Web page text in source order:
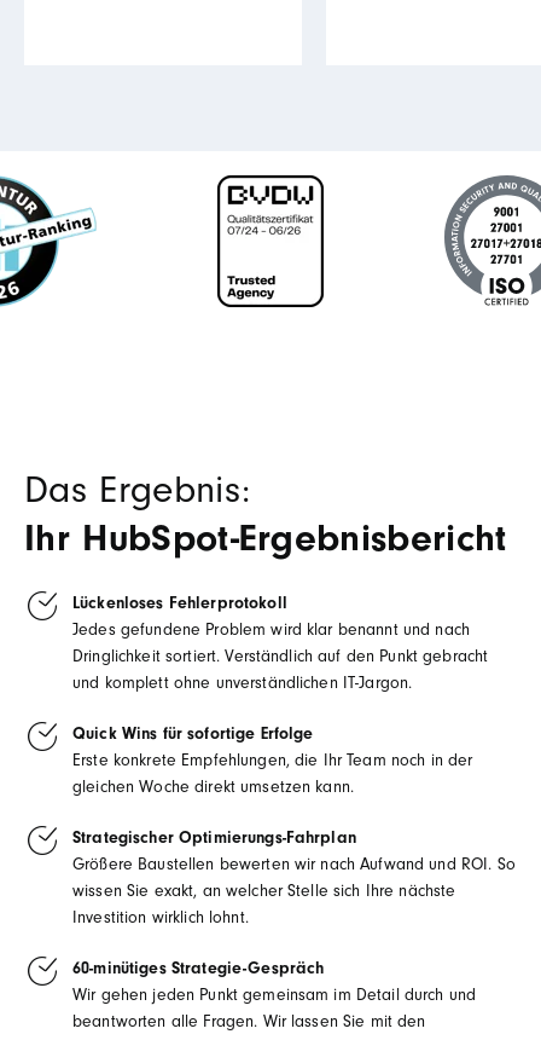
Das Ergebnis:
Ihr HubSpot-Ergebnisbericht
Lückenloses Fehlerprotokoll
Jedes gefundene Problem wird klar benannt und nach
Dringlichkeit sortiert. Verständlich auf den Punkt gebracht
und komplett ohne unverständlichen IT-Jargon.
Quick Wins für sofortige Erfolge
Erste konkrete Empfehlungen, die Ihr Team noch in der
gleichen Woche direkt umsetzen kann.
Strategischer Optimierungs-Fahrplan
Größere Baustellen bewerten wir nach Aufwand und ROI. So
wissen Sie exakt, an welcher Stelle sich Ihre nächste
Investition wirklich lohnt.
60-minütiges Strategie-Gespräch
Wir gehen jeden Punkt gemeinsam im Detail durch und
beantworten alle Fragen. Wir lassen Sie mit den